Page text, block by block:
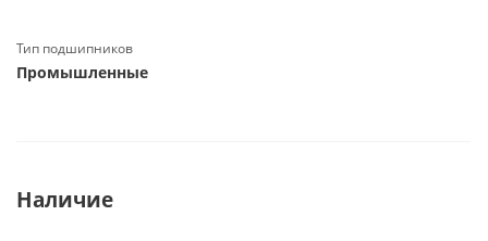
Тип подшипников
Промышленные
Наличие